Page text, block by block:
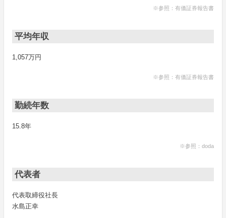
※参照：有価証券報告書
平均年収
1,057万円
※参照：有価証券報告書
勤続年数
15.8年
※参照：doda
代表者
代表取締役社長
水島正幸